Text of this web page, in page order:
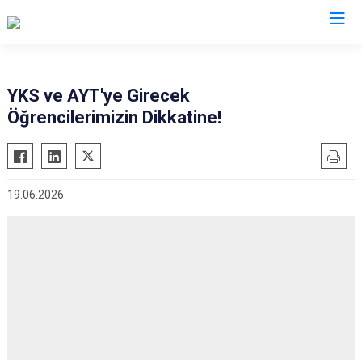
YKS ve AYT'ye Girecek
Öğrencilerimizin Dikkatine!
19.06.2026